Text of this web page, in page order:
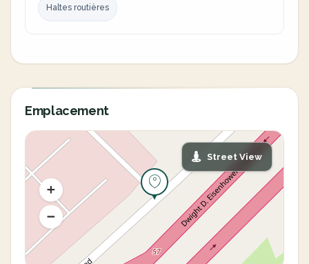
Haltes routières
Emplacement
Street View